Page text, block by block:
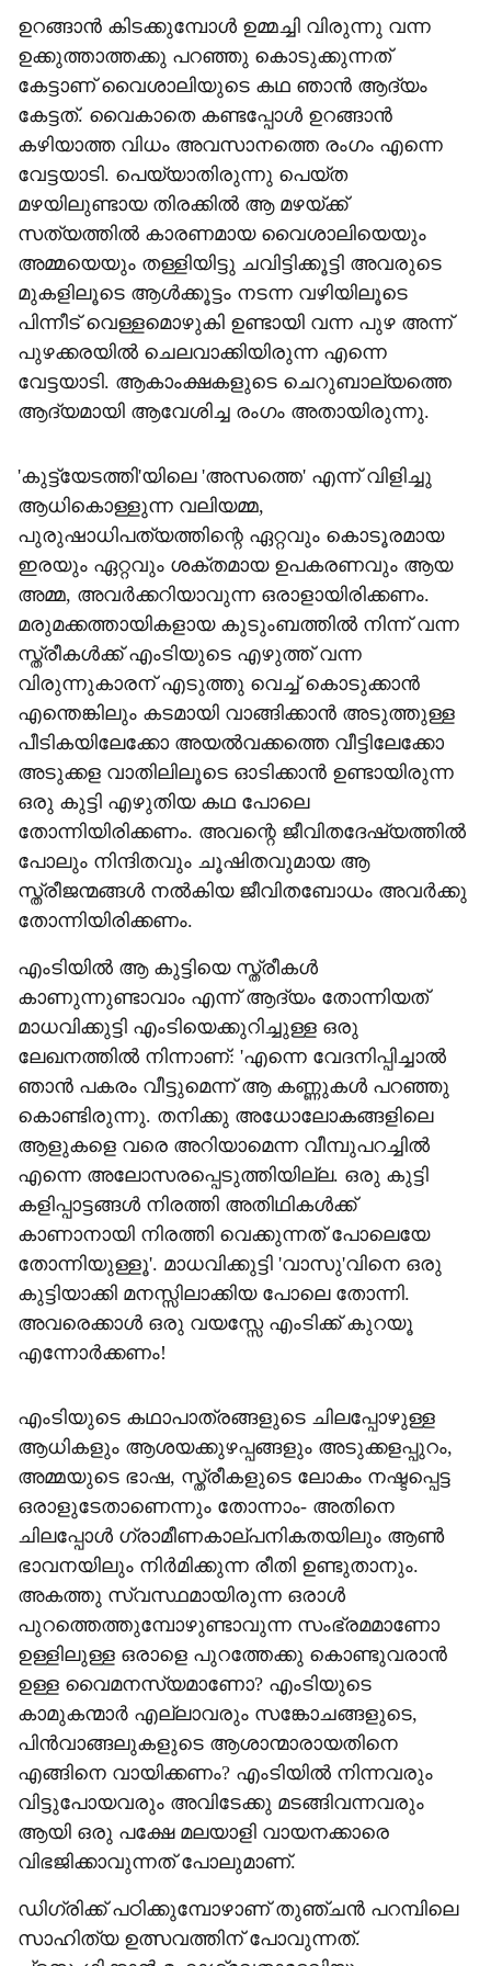
ഉറങ്ങാന്‍ കിടക്കുമ്പോള്‍ ഉമ്മച്ചി വിരുന്നു വന്ന
ഉക്കുത്താത്തക്കു പറഞ്ഞു കൊടുക്കുന്നത്
കേട്ടാണ് വൈശാലിയുടെ കഥ ഞാന്‍ ആദ്യം
കേട്ടത്. വൈകാതെ കണ്ടപ്പോള്‍ ഉറങ്ങാന്‍
കഴിയാത്ത വിധം അവസാനത്തെ രംഗം എന്നെ
വേട്ടയാടി. പെയ്യാതിരുന്നു പെയ്ത
മഴയിലുണ്ടായ തിരക്കില്‍ ആ മഴയ്ക്ക്
സത്യത്തില്‍ കാരണമായ വൈശാലിയെയും
അമ്മയെയും തള്ളിയിട്ടു ചവിട്ടിക്കൂട്ടി അവരുടെ
മുകളിലൂടെ ആള്‍ക്കൂട്ടം നടന്ന വഴിയിലൂടെ
പിന്നീട് വെള്ളമൊഴുകി ഉണ്ടായി വന്ന പുഴ അന്ന്
പുഴക്കരയില്‍ ചെലവാക്കിയിരുന്ന എന്നെ
വേട്ടയാടി. ആകാംക്ഷകളുടെ ചെറുബാല്യത്തെ
ആദ്യമായി ആവേശിച്ച രംഗം അതായിരുന്നു.
'കുട്ട്യേടത്തി'യിലെ 'അസത്തെ' എന്ന് വിളിച്ചു
ആധികൊള്ളുന്ന വലിയമ്മ,
പുരുഷാധിപത്യത്തിന്റെ ഏറ്റവും കൊടൂരമായ
ഇരയും ഏറ്റവും ശക്തമായ ഉപകരണവും ആയ
അമ്മ, അവര്‍ക്കറിയാവുന്ന ഒരാളായിരിക്കണം.
മരുമക്കത്തായികളായ കുടുംബത്തില്‍ നിന്ന് വന്ന
സ്ത്രീകള്‍ക്ക് എംടിയുടെ എഴുത്ത് വന്ന
വിരുന്നുകാരന് എടുത്തു വെച്ച് കൊടുക്കാന്‍
എന്തെങ്കിലും കടമായി വാങ്ങിക്കാന്‍ അടുത്തുള്ള
പീടികയിലേക്കോ അയല്‍വക്കത്തെ വീട്ടിലേക്കോ
അടുക്കള വാതിലിലൂടെ ഓടിക്കാന്‍ ഉണ്ടായിരുന്ന
ഒരു കുട്ടി എഴുതിയ കഥ പോലെ
തോന്നിയിരിക്കണം. അവന്റെ ജീവിതദേഷ്യത്തില്‍
പോലും നിന്ദിതവും ചൂഷിതവുമായ ആ
സ്ത്രീജന്മങ്ങള്‍ നല്‍കിയ ജീവിതബോധം അവര്‍ക്കു
തോന്നിയിരിക്കണം.
എംടിയില്‍ ആ കുട്ടിയെ സ്ത്രീകള്‍
കാണുന്നുണ്ടാവാം എന്ന് ആദ്യം തോന്നിയത്
മാധവിക്കുട്ടി എംടിയെക്കുറിച്ചുള്ള ഒരു
ലേഖനത്തില്‍ നിന്നാണ്: 'എന്നെ വേദനിപ്പിച്ചാല്‍
ഞാന്‍ പകരം വീട്ടുമെന്ന് ആ കണ്ണുകള്‍ പറഞ്ഞു
കൊണ്ടിരുന്നു. തനിക്കു അധോലോകങ്ങളിലെ
ആളുകളെ വരെ അറിയാമെന്ന വീമ്പുപറച്ചില്‍
എന്നെ അലോസരപ്പെടുത്തിയില്ല. ഒരു കുട്ടി
കളിപ്പാട്ടങ്ങള്‍ നിരത്തി അതിഥികള്‍ക്ക്
കാണാനായി നിരത്തി വെക്കുന്നത് പോലെയേ
തോന്നിയുള്ളൂ'. മാധവിക്കുട്ടി 'വാസു'വിനെ ഒരു
കുട്ടിയാക്കി മനസ്സിലാക്കിയ പോലെ തോന്നി.
അവരെക്കാള്‍ ഒരു വയസ്സേ എംടിക്ക് കുറയൂ
എന്നോര്‍ക്കണം!
എംടിയുടെ കഥാപാത്രങ്ങളുടെ ചിലപ്പോഴുള്ള
ആധികളും ആശയക്കുഴപ്പങ്ങളും അടുക്കളപ്പുറം,
അമ്മയുടെ ഭാഷ, സ്ത്രീകളുടെ ലോകം നഷ്ടപ്പെട്ട
ഒരാളുടേതാണെന്നും തോന്നാം- അതിനെ
ചിലപ്പോള്‍ ഗ്രാമീണകാല്പനികതയിലും ആണ്‍
ഭാവനയിലും നിര്‍മിക്കുന്ന രീതി ഉണ്ടുതാനും.
അകത്തു സ്വസ്ഥമായിരുന്ന ഒരാള്‍
പുറത്തെത്തുമ്പോഴുണ്ടാവുന്ന സംഭ്രമമാണോ
ഉള്ളിലുള്ള ഒരാളെ പുറത്തേക്കു കൊണ്ടുവരാന്‍
ഉള്ള വൈമനസ്യമാണോ? എംടിയുടെ
കാമുകന്മാര്‍ എല്ലാവരും സങ്കോചങ്ങളുടെ,
പിന്‍വാങ്ങലുകളുടെ ആശാന്മാരായതിനെ
എങ്ങിനെ വായിക്കണം? എംടിയില്‍ നിന്നവരും
വിട്ടുപോയവരും അവിടേക്കു മടങ്ങിവന്നവരും
ആയി ഒരു പക്ഷേ മലയാളി വായനക്കാരെ
വിഭജിക്കാവുന്നത് പോലുമാണ്.
ഡിഗ്രിക്ക് പഠിക്കുമ്പോഴാണ് തുഞ്ചന്‍ പറമ്പിലെ
സാഹിത്യ ഉത്സവത്തിന് പോവുന്നത്.